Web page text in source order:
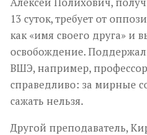
13 суток, требует от
как «имя своего друга» и
освобождение.
ВШЭ, например, профессор
справедливо: за мирные
сажать нельзя.
Другой преподаватель,